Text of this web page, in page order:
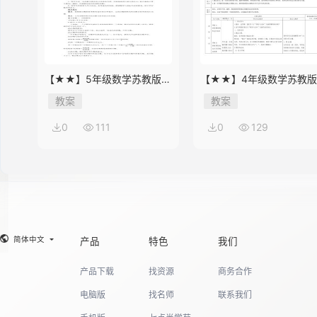
【★★】5年级数学苏教版下
册教案第8单元《单元复习》
教案
0 111
【★★】4年级数学苏教
册教案第9单元《单元复
教案
0 129
简体中文 产品
产品下载
电脑版
特色
找资源
找名师
我们
商务合作
联系我们